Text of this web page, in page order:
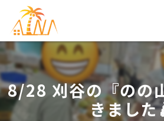
8/28 刈谷の『のの
きました